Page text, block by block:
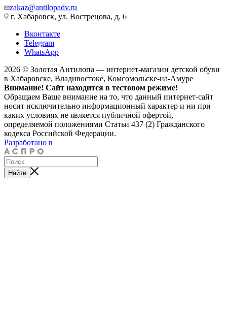
zakaz@antilopadv.ru
г. Хабаровск, ул. Вострецова, д. 6
Вконтакте
Telegram
WhatsApp
2026 © Золотая Антилопа — интернет-магазин детской обуви
в Хабаровске, Владивостоке, Комсомольске-на-Амуре
Внимание! Сайт находится в тестовом режиме!
Обращаем Ваше внимание на то, что данный интернет-сайт
носит исключительно информационный характер и ни при
каких условиях не является публичной офертой,
определяемой положениями Статьи 437 (2) Гражданского
кодекса Российской Федерации.
Разработано в
Найти